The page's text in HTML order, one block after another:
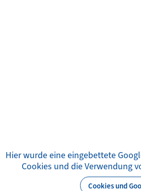
Hier wurde eine eingebettete
Cookies und die Verwendung
Cookies und